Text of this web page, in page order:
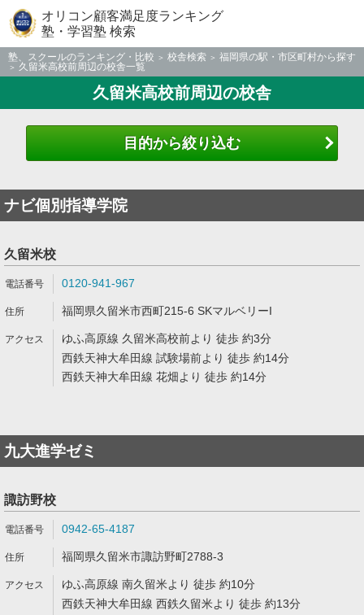
オリコン顧客満足度ランキング
塾・学習塾 検索
塾、スクールのランキング・比較 校舎検索
福岡県の駅・市区町村から探す
久留米高校前周辺の校舎一覧
久留米高校前周辺の校舎
目的から絞り込む
ナビ個別指導学院
久留米校
0120-941-967
福岡県久留米市西町215-6 SKマルベリーI
ゆふ高原線 久留米高校前より 徒歩 約3分
西鉄天神大牟田線 試験場前より 徒歩 約14分
西鉄天神大牟田線 花畑より 徒歩 約14分
九大進学ゼミ
諏訪野校
0942-65-4187
福岡県久留米市諏訪野町2788-3
ゆふ高原線 南久留米より 徒歩 約10分
西鉄天神大牟田線 西鉄久留米より 徒歩 約13分